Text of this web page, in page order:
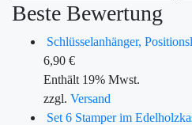
Beste Bewertung
Schlüsselanhänger,
6,90 €
Enthält 19% Mwst.
zzgl. Versand
Set 6 Stamper im